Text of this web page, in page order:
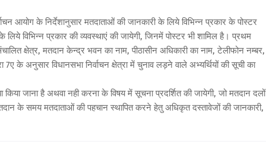
आयोग के निर्देशानुसार मतदाताओं की जानकारी के लिये विभिन्न प्रकार के पोस्टर
विभिन्न प्रकार की व्यवस्थाएं की जायेगी, जिनमें पोस्टर भी शामिल है। प्रथम
क्षेत्र, मतदान केन्द्र भवन का नाम, पीठासीन अधिकारी का नाम, टेलीफोन नम्बर,
के अनुसार विधानसभा निर्वाचन क्षेत्रा में चुनाव लड़ने वाले अभ्यर्थियों की सूची का
किया जाना है अथवा नही करना के विषय में सूचना प्रदर्शित की जायेगी, जो मतदान दलों
के समय मतदाताओं की पहचान स्थापित करने हेतु अधिकृत दस्तावेजों की जानकारी,